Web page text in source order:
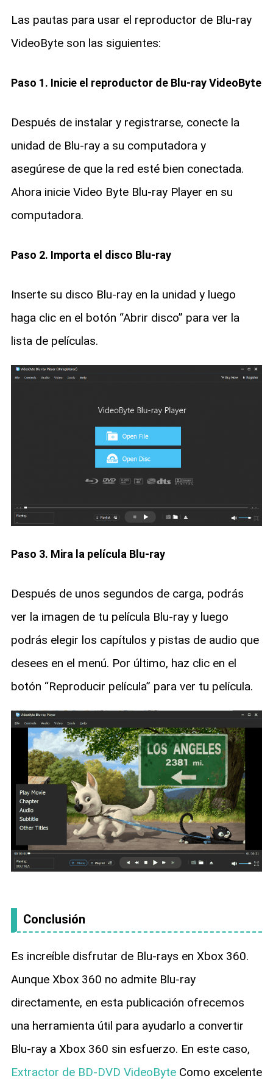
Las pautas para usar el reproductor de Blu-ray
VideoByte son las siguientes:
Paso 1. Inicie el reproductor de Blu-ray VideoByte
Después de instalar y registrarse, conecte la
unidad de Blu-ray a su computadora y
asegúrese de que la red esté bien conectada.
Ahora inicie Video Byte Blu-ray Player en su
computadora.
Paso 2. Importa el disco Blu-ray
Inserte su disco Blu-ray en la unidad y luego
haga clic en el botón “Abrir disco” para ver la
lista de películas.
Paso 3. Mira la película Blu-ray
Después de unos segundos de carga, podrás
ver la imagen de tu película Blu-ray y luego
podrás elegir los capítulos y pistas de audio que
desees en el menú. Por último, haz clic en el
botón “Reproducir película” para ver tu película.
Conclusión
Es increíble disfrutar de Blu-rays en Xbox 360.
Aunque Xbox 360 no admite Blu-ray
directamente, en esta publicación ofrecemos
una herramienta útil para ayudarlo a convertir
Blu-ray a Xbox 360 sin esfuerzo. En este caso,
Extractor de BD-DVD VideoByteComo excelente